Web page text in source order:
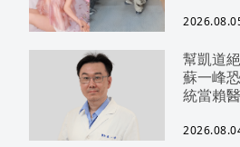
幫凱道
蘇一峰
統當賴